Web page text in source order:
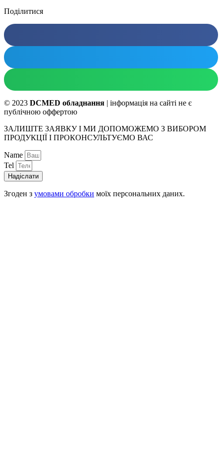
Поділитися
© 2023 DCMED обладнання | інформація на сайті не є
публічною оффертою
ЗАЛИШТЕ ЗАЯВКУ І МИ ДОПОМОЖЕМО З ВИБОРОМ
ПРОДУКЦІЇ І ПРОКОНСУЛЬТУЄМО ВАС
Name
Tel
Надіслати
Згоден з умовами обробки моїх персональних даних.